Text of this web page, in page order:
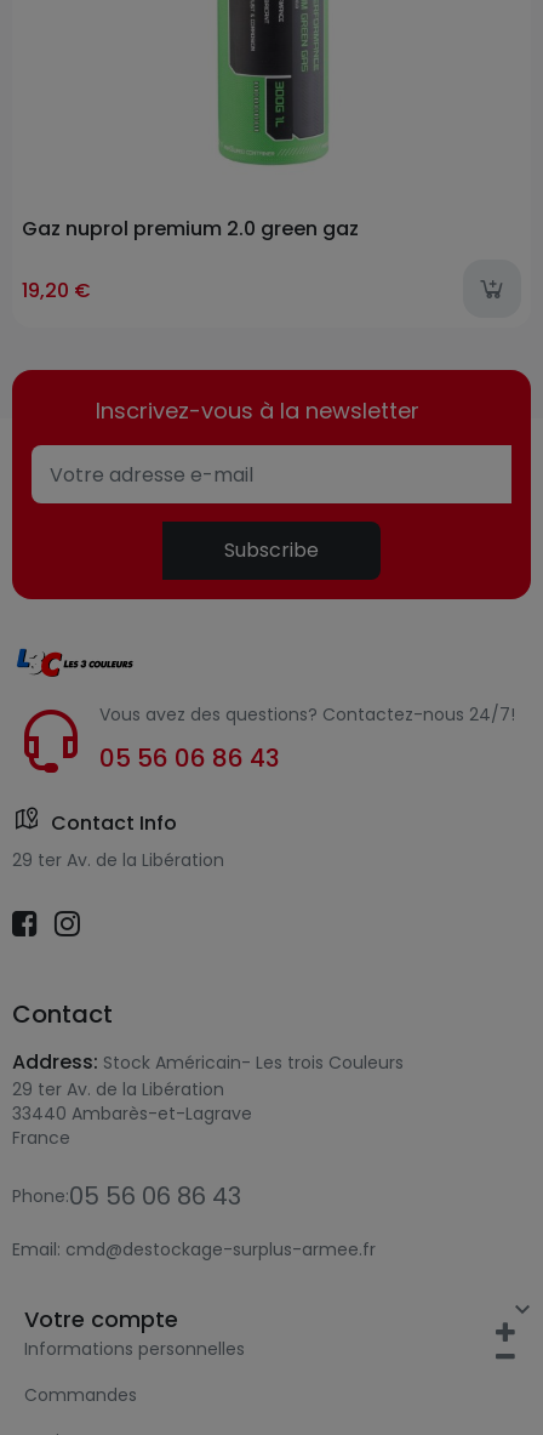
Gaz nuprol premium 2.0 green gaz
19,20 €
Inscrivez-vous à la newsletter
Subscribe
Vous avez des questions? Contactez-nous 24/7!
05 56 06 86 43
Contact Info
29 ter Av. de la Libération
Contact
Address: Stock Américain- Les trois Couleurs
29 ter Av. de la Libération
33440 Ambarès-et-Lagrave
France
Phone:05 56 06 86 43
Email: cmd@destockage-surplus-armee.fr

Votre compte
Informations personnelles
Commandes